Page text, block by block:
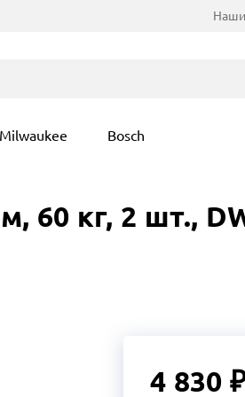
Milwaukee Bosch
60 кг, 2 шт.,
4 830